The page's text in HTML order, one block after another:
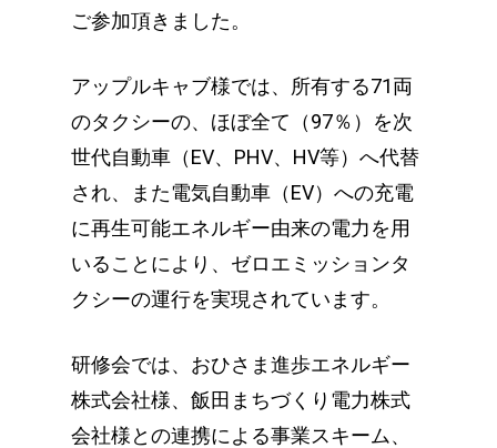
ご参加頂きました。
アップルキャブ様では、所有する71両
のタクシーの、ほぼ全て（97％）を次
世代自動車（EV、PHV、HV等）へ代替
され、また電気自動車（EV）への充電
に再生可能エネルギー由来の電力を用
いることにより、ゼロエミッションタ
クシーの運行を実現されています。
研修会では、おひさま進歩エネルギー
株式会社様、飯田まちづくり電力株式
会社様との連携による事業スキーム、